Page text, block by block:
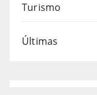
Turismo
Últimas